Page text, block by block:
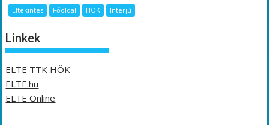
Eltekintés Főoldal HÖK Interjú
Linkek
ELTE TTK HÖK
ELTE.hu
ELTE Online